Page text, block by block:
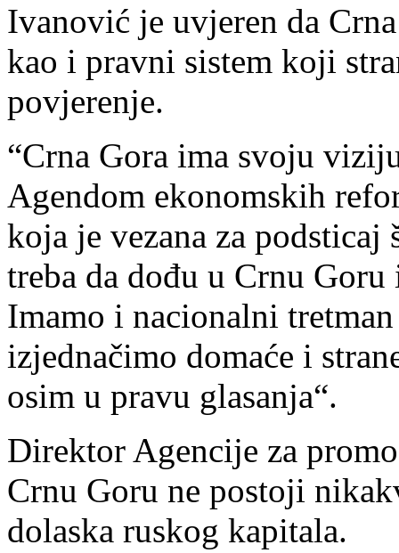
Ivanović je uvjeren da
kao i pravni sistem koji
povjerenje.
“Crna Gora ima svoju
Agendom ekonomskih
koja je vezana za
treba da dođu u Crnu
Imamo i nacionalni
izjednačimo domaće i
osim u pravu glasanja“.
Direktor Agencije za
Crnu Goru ne postoji
dolaska ruskog kapitala.